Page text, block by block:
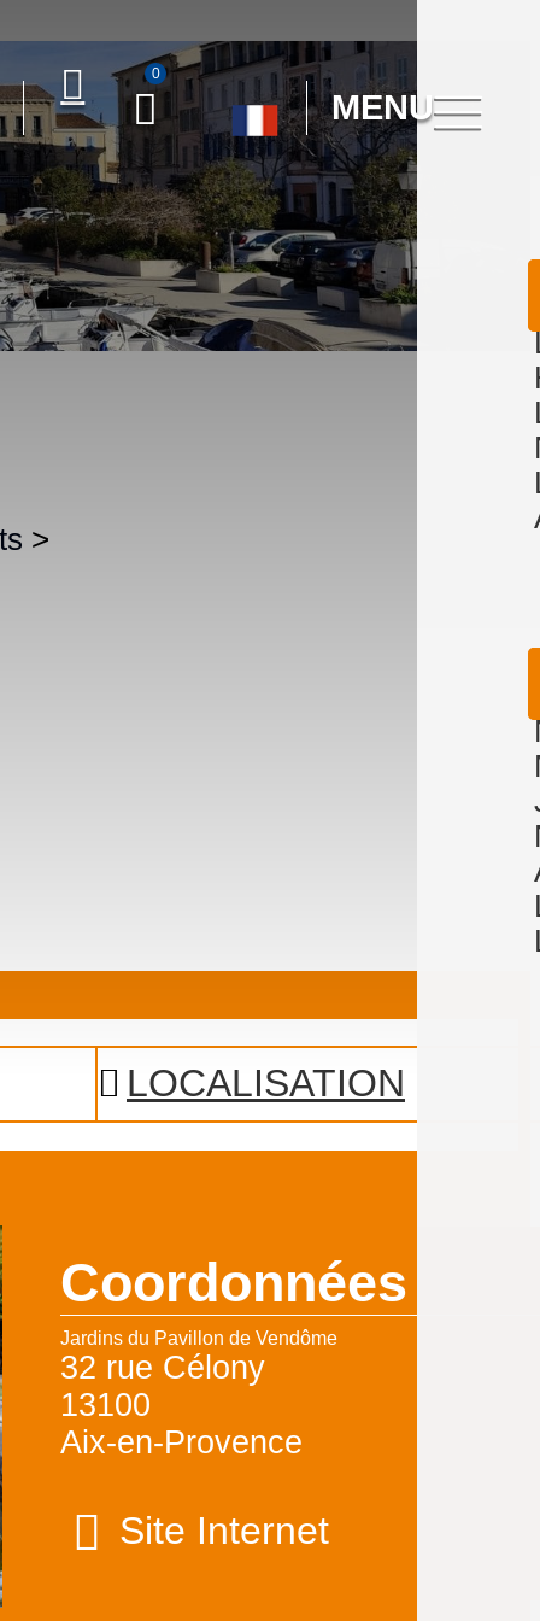
0
MENU
>
LOCALISATION
Coordonnées
Jardins du Pavillon de Vendôme
32 rue Célony
13100
Aix-en-Provence
Site Internet